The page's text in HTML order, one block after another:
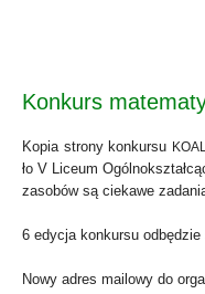
Konkurs
Kopia stro­ny kon­kur­su
ło V Liceum
zaso­bów są cie­ka­we
6 edy­cja kon­kur­su
Nowy adres mailo­wy do